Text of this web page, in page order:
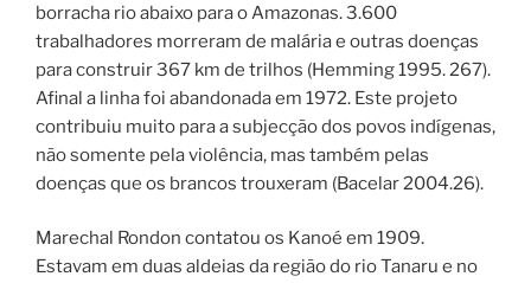
borracha rio abaixo para o Amazonas. 3.600
trabalhadores morreram de malária e outras doenças
para construir 367 km de trilhos (Hemming 1995. 267).
Afinal a linha foi abandonada em 1972. Este projeto
contribuiu muito para a subjecção dos povos indígenas,
não somente pela violência, mas também pelas
doenças que os brancos trouxeram (Bacelar 2004.26).
Marechal Rondon contatou os Kanoé em 1909.
Estavam em duas aldeias da região do rio Tanaru e no